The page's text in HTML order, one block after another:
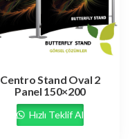
Centro Stand Oval 2
Panel 150×200
Hızlı Teklif Al